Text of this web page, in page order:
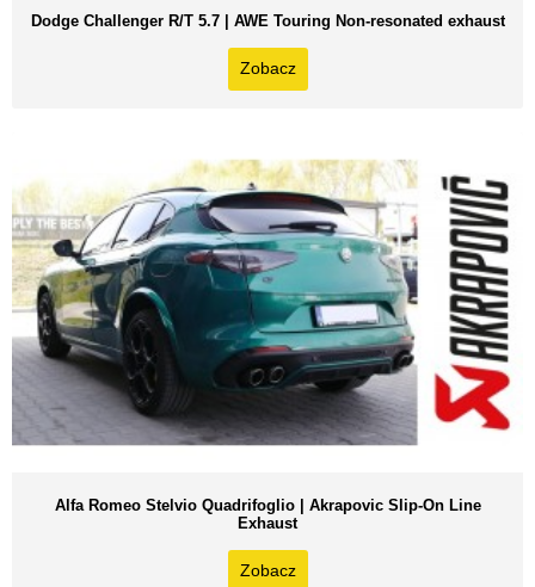
Dodge Challenger R/T 5.7 | AWE Touring Non-resonated exhaust
Zobacz
Alfa Romeo Stelvio Quadrifoglio | Akrapovic Slip-On Line
Exhaust
Zobacz